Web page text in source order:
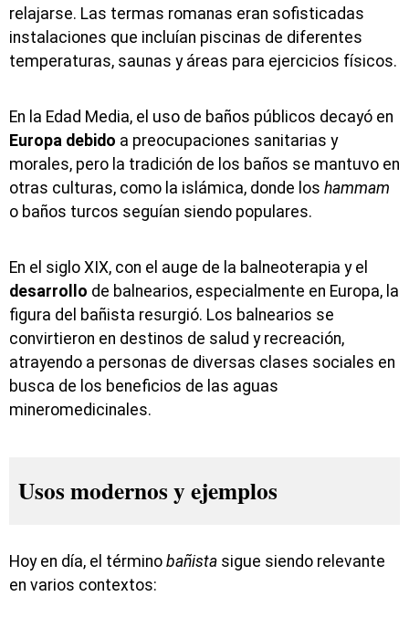
relajarse. Las termas romanas eran sofisticadas
instalaciones que incluían piscinas de diferentes
temperaturas, saunas y áreas para ejercicios físicos.
En la Edad Media, el uso de baños públicos decayó en
Europa debido a preocupaciones sanitarias y
morales, pero la tradición de los baños se mantuvo en
otras culturas, como la islámica, donde los hammam
o baños turcos seguían siendo populares.
En el siglo XIX, con el auge de la balneoterapia y el
desarrollo de balnearios, especialmente en Europa, la
figura del bañista resurgió. Los balnearios se
convirtieron en destinos de salud y recreación,
atrayendo a personas de diversas clases sociales en
busca de los beneficios de las aguas
mineromedicinales.
Usos modernos y ejemplos
Hoy en día, el término bañista sigue siendo relevante
en varios contextos: